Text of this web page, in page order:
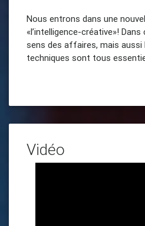
Nous entrons dans une
«l’intelligence-créative»!
sens des affaires, mais aussi
techniques sont tous
Vidéo